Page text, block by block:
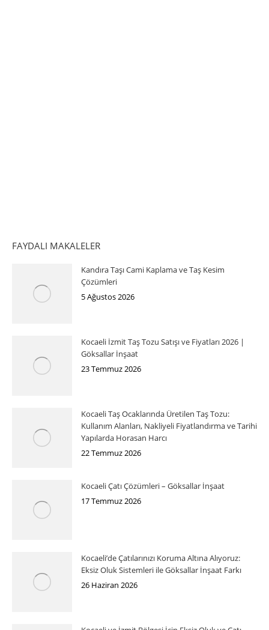
FAYDALI MAKALELER
Kandıra Taşı Cami Kaplama ve Taş Kesim
Çözümleri
5 Ağustos 2026
Kocaeli İzmit Taş Tozu Satışı ve Fiyatları 2026 |
Göksallar İnşaat
23 Temmuz 2026
Kocaeli Taş Ocaklarında Üretilen Taş Tozu:
Kullanım Alanları, Nakliyeli Fiyatlandırma ve Tarihi
Yapılarda Horasan Harcı
22 Temmuz 2026
Kocaeli Çatı Çözümleri – Göksallar İnşaat
17 Temmuz 2026
Kocaeli’de Çatılarınızı Koruma Altına Alıyoruz:
Eksiz Oluk Sistemleri ile Göksallar İnşaat Farkı
26 Haziran 2026